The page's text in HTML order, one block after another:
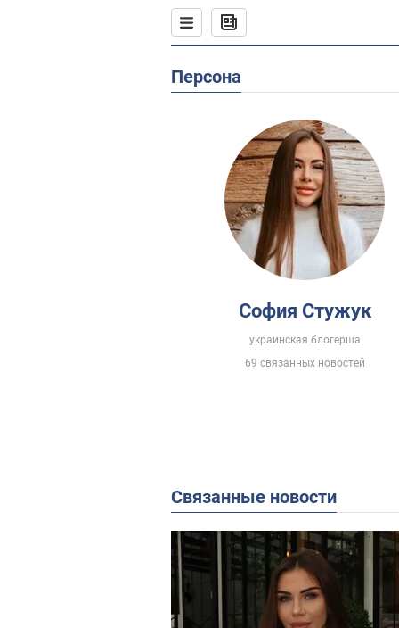
Персона
София Стужук
украинская блогерша
69 связанных новостей
Связанные новости